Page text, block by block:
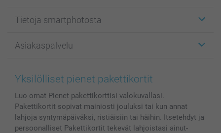
Kuvakortit
Kuvakirjat
Valokuvat, Julisteet & Taskukirjat
Kännykkä & Tabletti
MyNameBook
Kuvakalenterit & Päivyrit
Valokuvakehykset & Lisätarvikkeet
Tietoja smartphotosta
Affiliate ohjelma
Evästekäytäntö
Ehdot/takuut
Investor Relations
Asiakaspalvelu
100% tyytyväisyystakuu
Hinnat & maksutavat
Tilausten tila
Yksilölliset pienet pakettikortit
Luo omat Pienet pakettikorttisi valokuvallasi.
Pakettikortit sopivat mainiosti jouluksi tai kun annat
lahjoja syntymäpäiväksi, ristiäisiin tai häihin. Itsetehdyt ja
persoonalliset Pakettikortit tekevät lahjoistasi ainut-